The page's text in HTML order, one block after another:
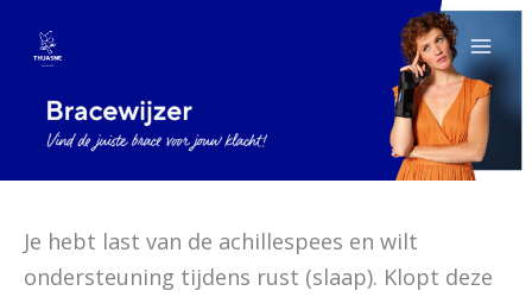
naar
inhoud
Je hebt last van de achillespees en wilt
ondersteuning tijdens rust (slaap). Klopt deze